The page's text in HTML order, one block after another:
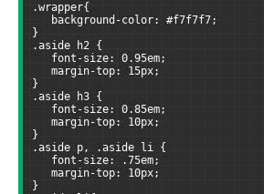
.wrapper{
background-color: #f7f7f7;
}
.aside h2 {
font-size: 0.95em;
margin-top: 15px;
}
.aside h3 {
font-size: 0.85em;
margin-top: 10px;
}
.aside p, .aside li {
font-size: .75em;
margin-top: 10px;
}